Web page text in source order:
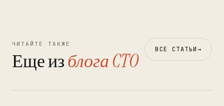
ЧИТАЙТЕ ТАКЖЕ
Еще изблога CTO ВСЕ СТАТЬИ→